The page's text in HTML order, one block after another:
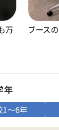
万
ブース
年
1～6年